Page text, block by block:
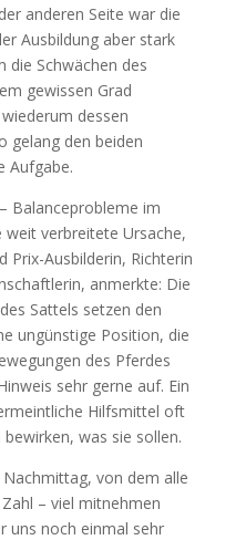
anderen Seite war die
Ausbildung aber stark
die Schwächen des
gewissen Grad
dessen
gelang den beiden
Aufgabe.
Balanceprobleme im
weit verbreitete Ursache,
Prix-Ausbilderin, Richterin
anmerkte: Die
Sattels setzen den
ungünstige Position, die
des Pferdes
sehr gerne auf. Ein
Hilfsmittel oft
was sie sollen.
von dem alle
– viel mitnehmen
uns noch einmal sehr